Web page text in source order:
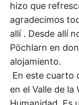
hizo que
agradecimos
allí . Desde allí
Pöchlarn en
alojamiento.
En este cuarto
en el Valle de la